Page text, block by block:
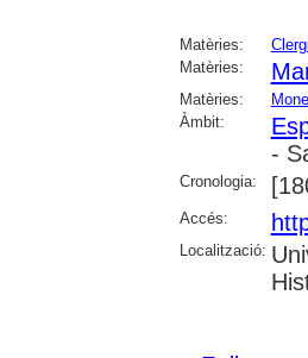
Matèries:
Matèries:
Matèries:
Àmbit:
-
Cronologia:
Accés:
Localització: